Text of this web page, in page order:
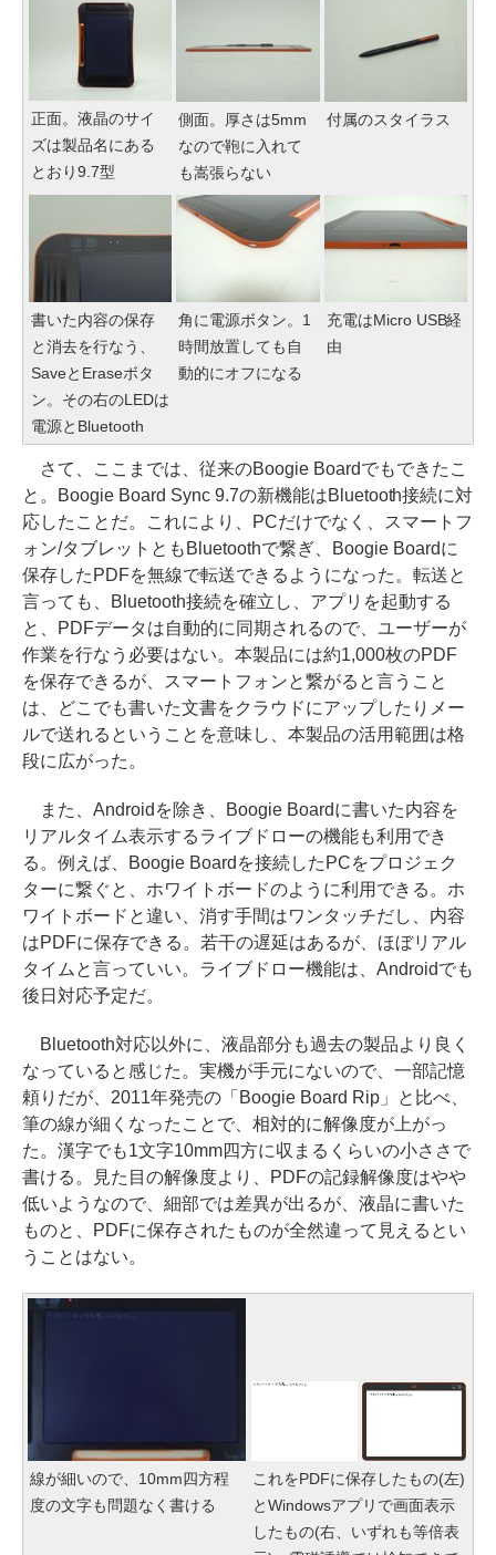
正面。液晶のサイ
ズは製品名にある
とおり9.7型
側面。厚さは5mm
なので鞄に入れて
も嵩張らない
付属のスタイラス
書いた内容の保存
と消去を行なう、
SaveとEraseボタ
ン。その右のLEDは
電源とBluetooth
角に電源ボタン。1
時間放置しても自
動的にオフになる
充電はMicro USB経
由
さて、ここまでは、従来のBoogie Boardでもできたこ
と。Boogie Board Sync 9.7の新機能はBluetooth接続に対
応したことだ。これにより、PCだけでなく、スマートフ
ォン/タブレットともBluetoothで繋ぎ、Boogie Boardに
保存したPDFを無線で転送できるようになった。転送と
言っても、Bluetooth接続を確立し、アプリを起動する
と、PDFデータは自動的に同期されるので、ユーザーが
作業を行なう必要はない。本製品には約1,000枚のPDF
を保存できるが、スマートフォンと繋がると言うこと
は、どこでも書いた文書をクラウドにアップしたりメー
ルで送れるということを意味し、本製品の活用範囲は格
段に広がった。
また、Androidを除き、Boogie Boardに書いた内容を
リアルタイム表示するライブドローの機能も利用でき
る。例えば、Boogie Boardを接続したPCをプロジェク
ターに繋ぐと、ホワイトボードのように利用できる。ホ
ワイトボードと違い、消す手間はワンタッチだし、内容
はPDFに保存できる。若干の遅延はあるが、ほぼリアル
タイムと言っていい。ライブドロー機能は、Androidでも
後日対応予定だ。
Bluetooth対応以外に、液晶部分も過去の製品より良く
なっていると感じた。実機が手元にないので、一部記憶
頼りだが、2011年発売の「Boogie Board Rip」と比べ、
筆の線が細くなったことで、相対的に解像度が上がっ
た。漢字でも1文字10mm四方に収まるくらいの小ささで
書ける。見た目の解像度より、PDFの記録解像度はやや
低いようなので、細部では差異が出るが、液晶に書いた
ものと、PDFに保存されたものが全然違って見えるとい
うことはない。
線が細いので、10mm四方程
度の文字も問題なく書ける
これをPDFに保存したもの(左)
とWindowsアプリで画面表示
したもの(右、いずれも等倍表